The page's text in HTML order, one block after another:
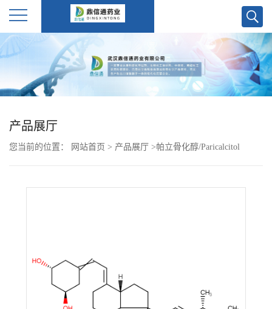
公
产品展厅
您当前的位置： 网站首页 > 产品展厅 >帕立骨化醇/Paricalcitol